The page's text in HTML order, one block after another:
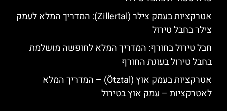
אטרקציות בעמק צילר (Zillertal): המדריך המלא לעמק
צילר בחבל טירול
חבל טירול בחורף: המדריך המלא לחופשה מושלמת
בחבל טירול בעונת החורף
אטרקציות בעמק אוץ (Ötztal) – המדריך המלא
לאטרקציות – עמק אוץ בטירול